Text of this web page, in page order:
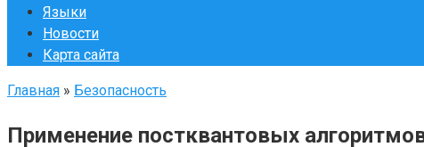
Языки
Новости
Карта сайта
Главная » Безопасность
Применение постквантовых